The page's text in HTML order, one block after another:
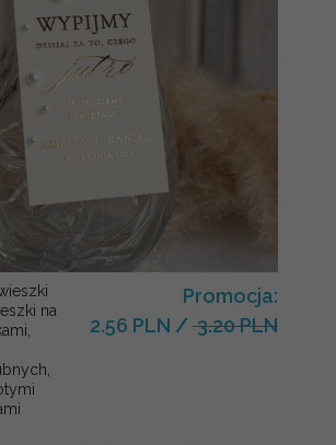
na
Promocja:
2.56 PLN / 3.20 PLN